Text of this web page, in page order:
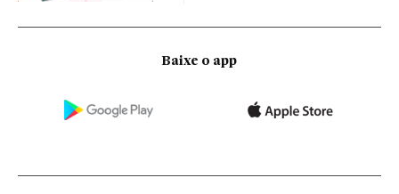
Baixe o app